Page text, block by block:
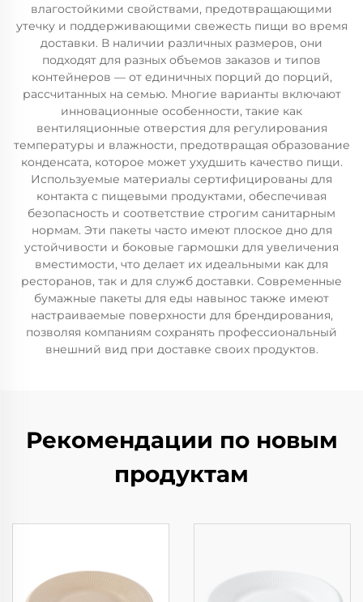
влагостойкими свойствами, предотвращающими
утечку и поддерживающими свежесть пищи во время
доставки. В наличии различных размеров, они
подходят для разных объемов заказов и типов
контейнеров — от единичных порций до порций,
рассчитанных на семью. Многие варианты включают
инновационные особенности, такие как
вентиляционные отверстия для регулирования
температуры и влажности, предотвращая образование
конденсата, которое может ухудшить качество пищи.
Используемые материалы сертифицированы для
контакта с пищевыми продуктами, обеспечивая
безопасность и соответствие строгим санитарным
нормам. Эти пакеты часто имеют плоское дно для
устойчивости и боковые гармошки для увеличения
вместимости, что делает их идеальными как для
ресторанов, так и для служб доставки. Современные
бумажные пакеты для еды навынос также имеют
настраиваемые поверхности для брендирования,
позволяя компаниям сохранять профессиональный
внешний вид при доставке своих продуктов.
Рекомендации по новым
продуктам